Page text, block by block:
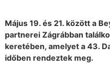
Május 19. és 21. között a
partnerei Zágrábban
keretében, amelyet a 43.
időben rendeztek meg.